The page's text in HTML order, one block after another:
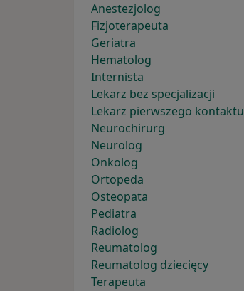
Anestezjolog
Fizjoterapeuta
Geriatra
Hematolog
Internista
Lekarz bez specjalizacji
Lekarz pierwszego kontaktu
Neurochirurg
Neurolog
Onkolog
Ortopeda
Osteopata
Pediatra
Radiolog
Reumatolog
Reumatolog dziecięcy
Terapeuta